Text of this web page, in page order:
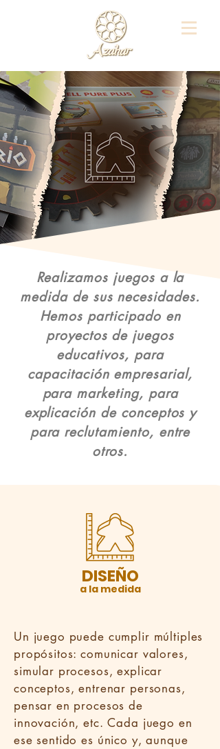
Realizamos juegos a la
medida de sus necesidades.
Hemos participado en
proyectos de juegos
educativos, para
capacitación empresarial,
para marketing, para
explicación de conceptos y
para reclutamiento, entre
otros.
DISEÑO
a la medida
Un juego puede cumplir múltiples
propósitos: comunicar valores,
simular procesos, explicar
conceptos, entrenar personas,
pensar en procesos de
innovación, etc. Cada juego en
ese sentido es único y, aunque